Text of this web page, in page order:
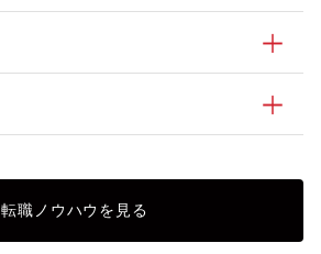
転職ノウハウを見る